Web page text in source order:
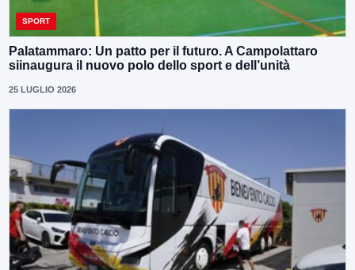
SPORT
Palatammaro: Un patto per il futuro. A Campolattaro
siinaugura il nuovo polo dello sport e dell’unità
25 LUGLIO 2026